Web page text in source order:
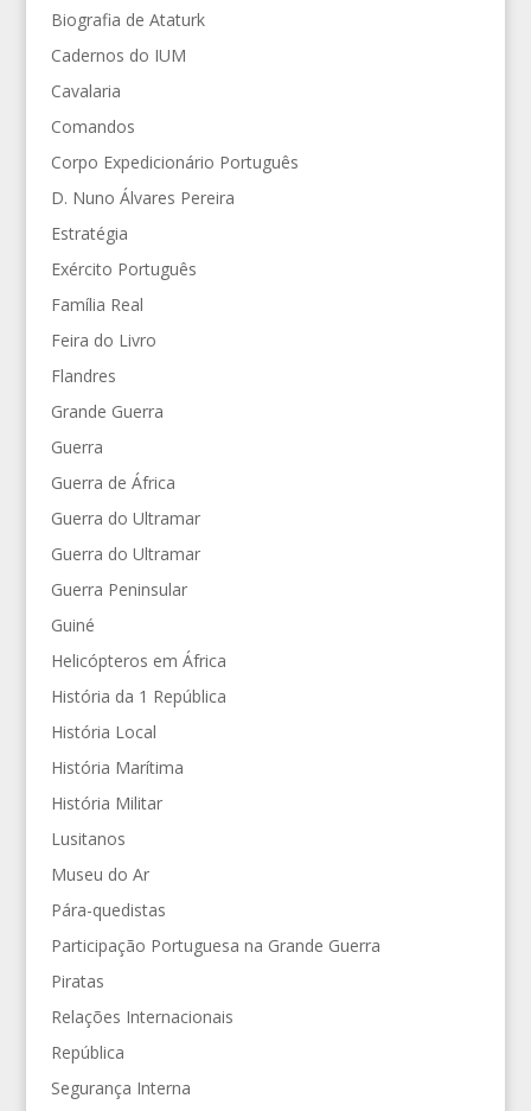
Biografia de Ataturk
Cadernos do IUM
Cavalaria
Comandos
Corpo Expedicionário Português
D. Nuno Álvares Pereira
Estratégia
Exército Português
Família Real
Feira do Livro
Flandres
Grande Guerra
Guerra
Guerra de África
Guerra do Ultramar
Guerra do Ultramar
Guerra Peninsular
Guiné
Helicópteros em África
História da 1 República
História Local
História Marítima
História Militar
Lusitanos
Museu do Ar
Pára-quedistas
Participação Portuguesa na Grande Guerra
Piratas
Relações Internacionais
República
Segurança Interna